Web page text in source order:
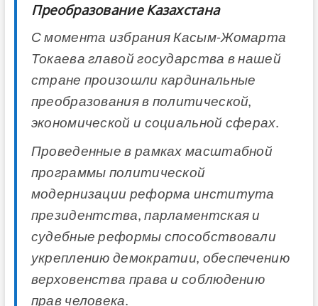
Преобразование Казахстана
С момента избрания Касым-Жомарта
Токаева главой государства в нашей
стране произошли кардинальные
преобразования в политической,
экономической и социальной сферах.
Проведенные в рамках масштабной
программы политической
модернизации реформа института
президентства, парламентская и
судебные реформы способствовали
укреплению демократии, обеспечению
верховенства права и соблюдению
прав человека.